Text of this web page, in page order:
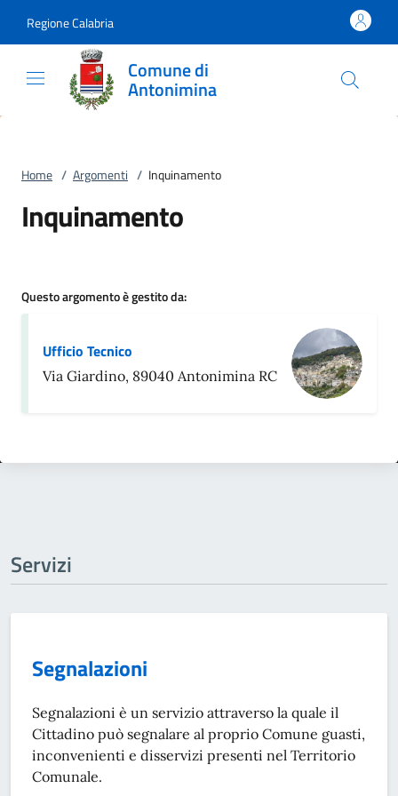
Regione Calabria
Comune di
Antonimina
Home / Argomenti / Inquinamento
Inquinamento
Questo argomento è gestito da:
Ufficio Tecnico
Via Giardino, 89040 Antonimina RC
Servizi
Segnalazioni
Segnalazioni è un servizio attraverso la quale il
Cittadino può segnalare al proprio Comune guasti,
inconvenienti e disservizi presenti nel Territorio
Comunale.